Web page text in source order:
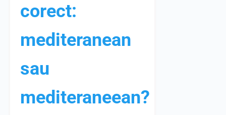
corect:
mediteranean
sau
mediteraneean?